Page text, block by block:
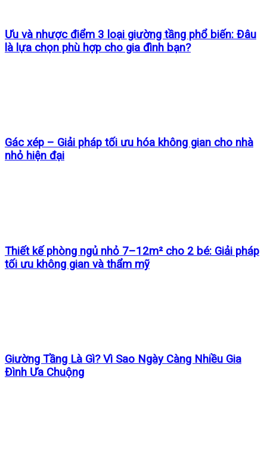
Ưu và nhược điểm 3 loại giường tầng phổ biến: Đâu
là lựa chọn phù hợp cho gia đình bạn?
Gác xép – Giải pháp tối ưu hóa không gian cho nhà
nhỏ hiện đại
Thiết kế phòng ngủ nhỏ 7–12m² cho 2 bé: Giải pháp
tối ưu không gian và thẩm mỹ
Giường Tầng Là Gì? Vì Sao Ngày Càng Nhiều Gia
Đình Ưa Chuộng